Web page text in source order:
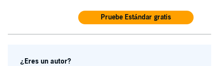
Pruebe Estándar gratis
¿Eres un autor?